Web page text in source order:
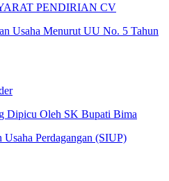
PENDIRIAN CV
Usaha Menurut UU No. 5 Tahun
Dipicu Oleh SK Bupati Bima
Perdagangan (SIUP)